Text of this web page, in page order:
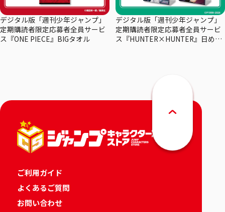
デジタル版「週刊少年ジャンプ」
定期購読者限定応募者全員サービ
ス『ONE PIECE』BIGタオル
デジタル版「週刊少年ジャンプ」
定期購読者限定応募者全員サービ
ス『HUNTER×HUNTER』日めく
ご利用ガイド
よくあるご質問
お問い合わせ